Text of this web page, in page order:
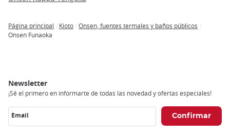
Breadcrumb
Página principal Kioto
Onsen, fuentes termales y baños públicos
Onsen Funaoka
Newsletter
¡Sé el primero en informarte de todas las novedad y ofertas especiales!
Email